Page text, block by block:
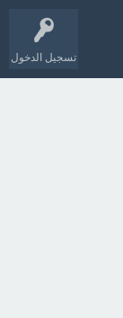
تسجيل الدخول